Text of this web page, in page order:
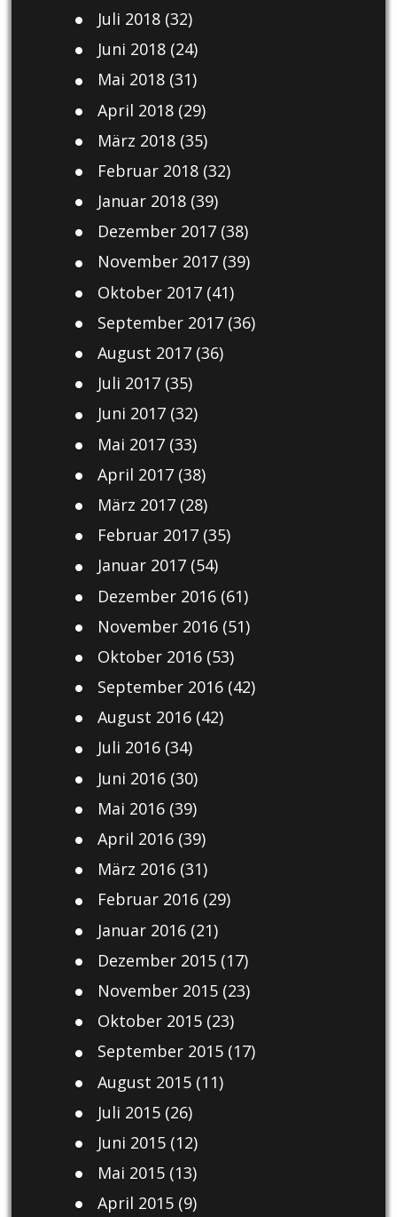
Juli 2018(32)
Juni 2018(24)
Mai 2018(31)
April 2018(29)
März 2018(35)
Februar 2018(32)
Januar 2018(39)
Dezember 2017(38)
November 2017(39)
Oktober 2017(41)
September 2017(36)
August 2017(36)
Juli 2017(35)
Juni 2017(32)
Mai 2017(33)
April 2017(38)
März 2017(28)
Februar 2017(35)
Januar 2017(54)
Dezember 2016(61)
November 2016(51)
Oktober 2016(53)
September 2016(42)
August 2016(42)
Juli 2016(34)
Juni 2016(30)
Mai 2016(39)
April 2016(39)
März 2016(31)
Februar 2016(29)
Januar 2016(21)
Dezember 2015(17)
November 2015(23)
Oktober 2015(23)
September 2015(17)
August 2015(11)
Juli 2015(26)
Juni 2015(12)
Mai 2015(13)
April 2015(9)